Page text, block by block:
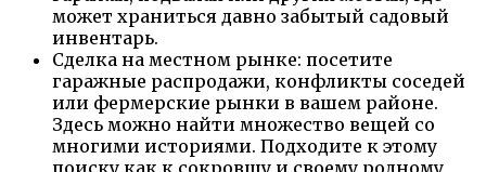
может храниться давно забытый садовый
инвентарь.
Сделка на местном рынке: посетите
гаражные распродажи, конфликты соседей
или фермерские рынки в вашем районе.
Здесь можно найти множество вещей со
многими историями. Подходите к этому